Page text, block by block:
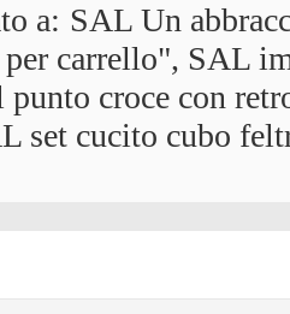
a: SAL Un
per carrello", SAL
croce con
set cucito cubo